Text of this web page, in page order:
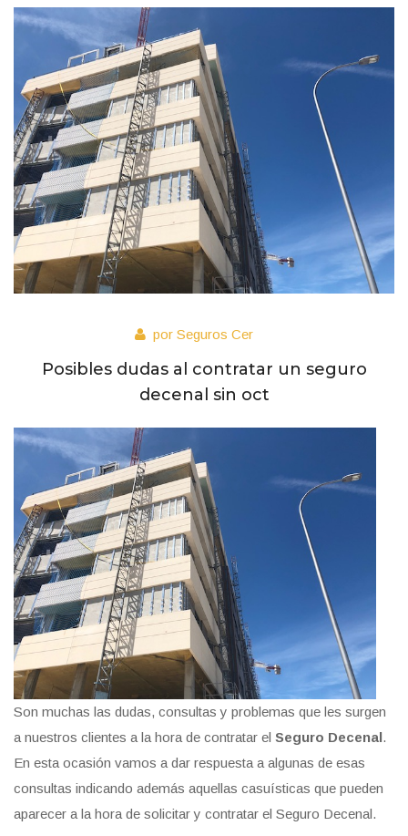
por Seguros Cer
Posibles dudas al contratar un seguro
decenal sin oct
Son muchas las dudas, consultas y problemas que les surgen
a nuestros clientes a la hora de contratar el Seguro Decenal.
En esta ocasión vamos a dar respuesta a algunas de esas
consultas indicando además aquellas casuísticas que pueden
aparecer a la hora de solicitar y contratar el Seguro Decenal.